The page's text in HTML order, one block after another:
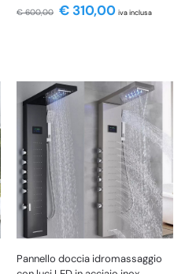
€600,00 € 310,00 iva inclusa
Pannello doccia idromassaggio